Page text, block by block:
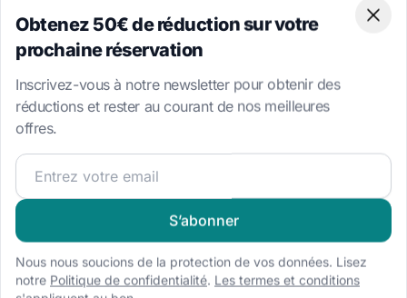
Paiements sécurisés
Serviceapply.
4.7 · 8,533 avis clients vérifiés
Langue
EN EN-US DE NL IT ES PL
Obtenez 50€ de réduction sur votre
prochaine réservation
Inscrivez-vous à notre newsletter pour obtenir des
réductions et rester au courant de nos meilleures
offres.
Rejoignez notre communauté et pour recevoir les
S’abonner
Nous nous soucions de la protection de vos données. Lisez
notre Politique de confidentialité Les termes et conditions
s'appliquent au bon.